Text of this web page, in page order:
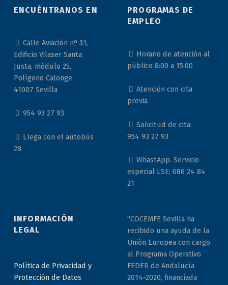
ENCUÉNTRANOS EN
Calle Aviación nº 31,
Edificio Vilaser Santa
Justa, módulo 25,
Polígono Calonge.
41007 Sevilla
954 93 27 93
Llega con el autobús
28
PROGRAMAS DE
EMPLEO
Horario de atención al
público 8:00 a 15:00
Atención con cita
previa
Solicitud de cita:
954 93 27 93
WhastApp. Servicio
especial LSE: 686 24 84
21
INFORMACIÓN
LEGAL
Política de Privacidad y
Protección de Datos
"COCEMFE Sevilla ha
recibido una ayuda de la
Unión Europea con cargo
al Programa Operativo
FEDER de Andalucía
2014-2020, financiada